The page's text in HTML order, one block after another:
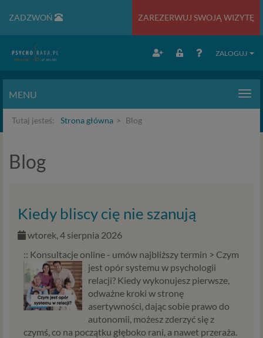
ZADZWOŃ ZAREZERWUJ SWOJĄ WIZYTĘ
ZALOGUJ
MENU
Tutaj jesteś: Strona główna Blog
Blog
Kiedy bliscy cię nie szanują
wtorek, 4 sierpnia 2026
:: Konsultacje online - umów najbliższy termin > Czym
jest opór systemu w psychologii
relacji? Kiedy wykonujesz pierwsze,
odważne kroki w stronę
asertywności, dając sobie prawo do
autonomii, możesz zderzyć się z
czymś, co na początku głęboko rani, a nawet przeraża.